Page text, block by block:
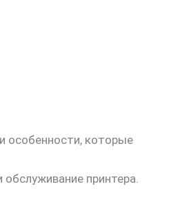
особенности, которые
принтера.